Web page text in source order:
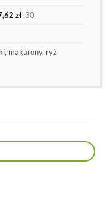
zł :30
makarony, ryż